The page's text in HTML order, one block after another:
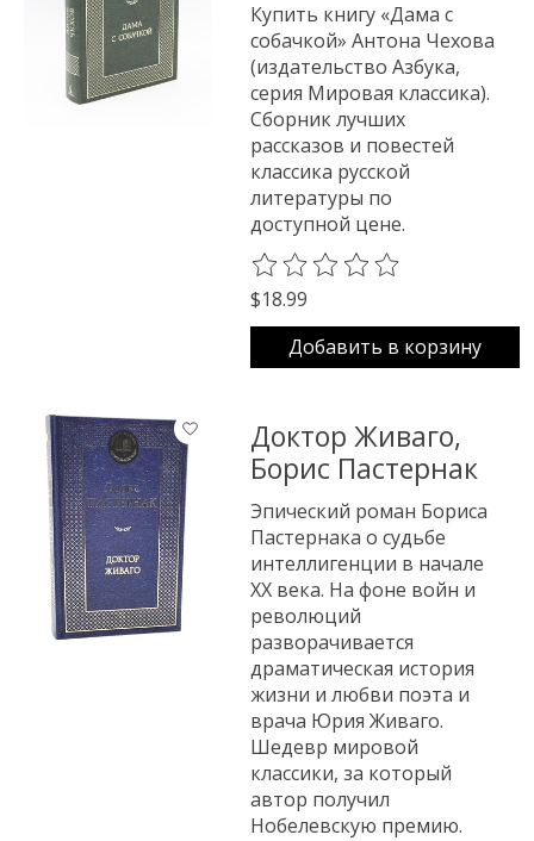
Купить книгу «Дама с
собачкой» Антона Чехова
(издательство Азбука,
серия Мировая классика).
Сборник лучших
рассказов и повестей
классика русской
литературы по
доступной цене.
The rating of this product is
$18.99
Добавить в корзину
Доктор Живаго,
Борис Пастернак
Эпический роман Бориса
Пастернака о судьбе
интеллигенции в начале
XX века. На фоне войн и
революций
разворачивается
драматическая история
жизни и любви поэта и
врача Юрия Живаго.
Шедевр мировой
классики, за который
автор получил
Нобелевскую премию.